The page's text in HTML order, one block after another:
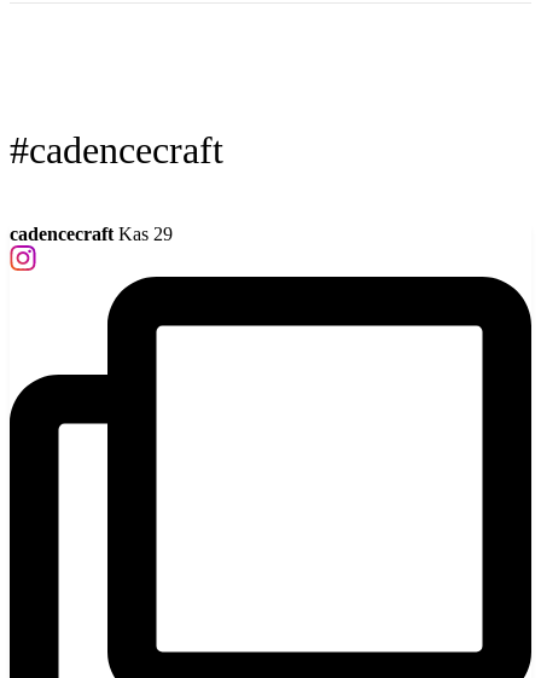
#cadencecraft
cadencecraft Kas 29